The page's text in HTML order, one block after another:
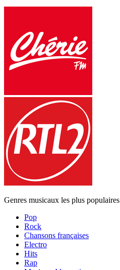
Genres musicaux les plus populaires
Pop
Rock
Chansons françaises
Electro
Hits
Rap